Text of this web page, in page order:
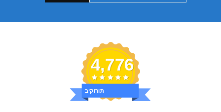
4,776
ביקורות